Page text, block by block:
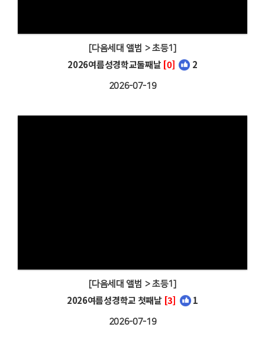
[다음세대 앨범 > 초등1]
2026여름성경학교둘째날 [0] 2
2026-07-19
[다음세대 앨범 > 초등1]
2026여름성경학교 첫째날 [3] 1
2026-07-19